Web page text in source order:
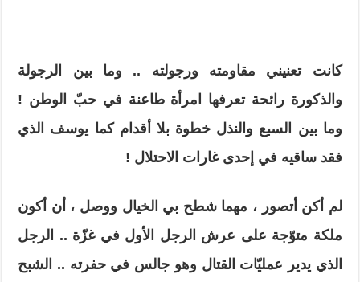
كانت تعنيني مقاومته ورجولته .. وما بين الرجولة
والذكورة رائحة تعرفها امرأة طاعنة في حبّ الوطن !
وما بين السبع والنذل خطوة بلا أقدام كما يوسف الذي
فقد ساقيه في إحدى غارات الاحتلال !
لم أكن أتصور ، مهما شطح بي الخيال ووصل ، أن أكون
ملكة متوّجة على عرش الرجل الأول في غزّة .. الرجل
الذي يدير عمليّات القتال وهو جالس في حفرته .. الشبح